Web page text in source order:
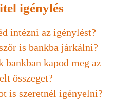
igénylés
intézni az igénylést?
is bankba járkálni?
bankban kapod meg az
összeget?
is szeretnél igényelni?